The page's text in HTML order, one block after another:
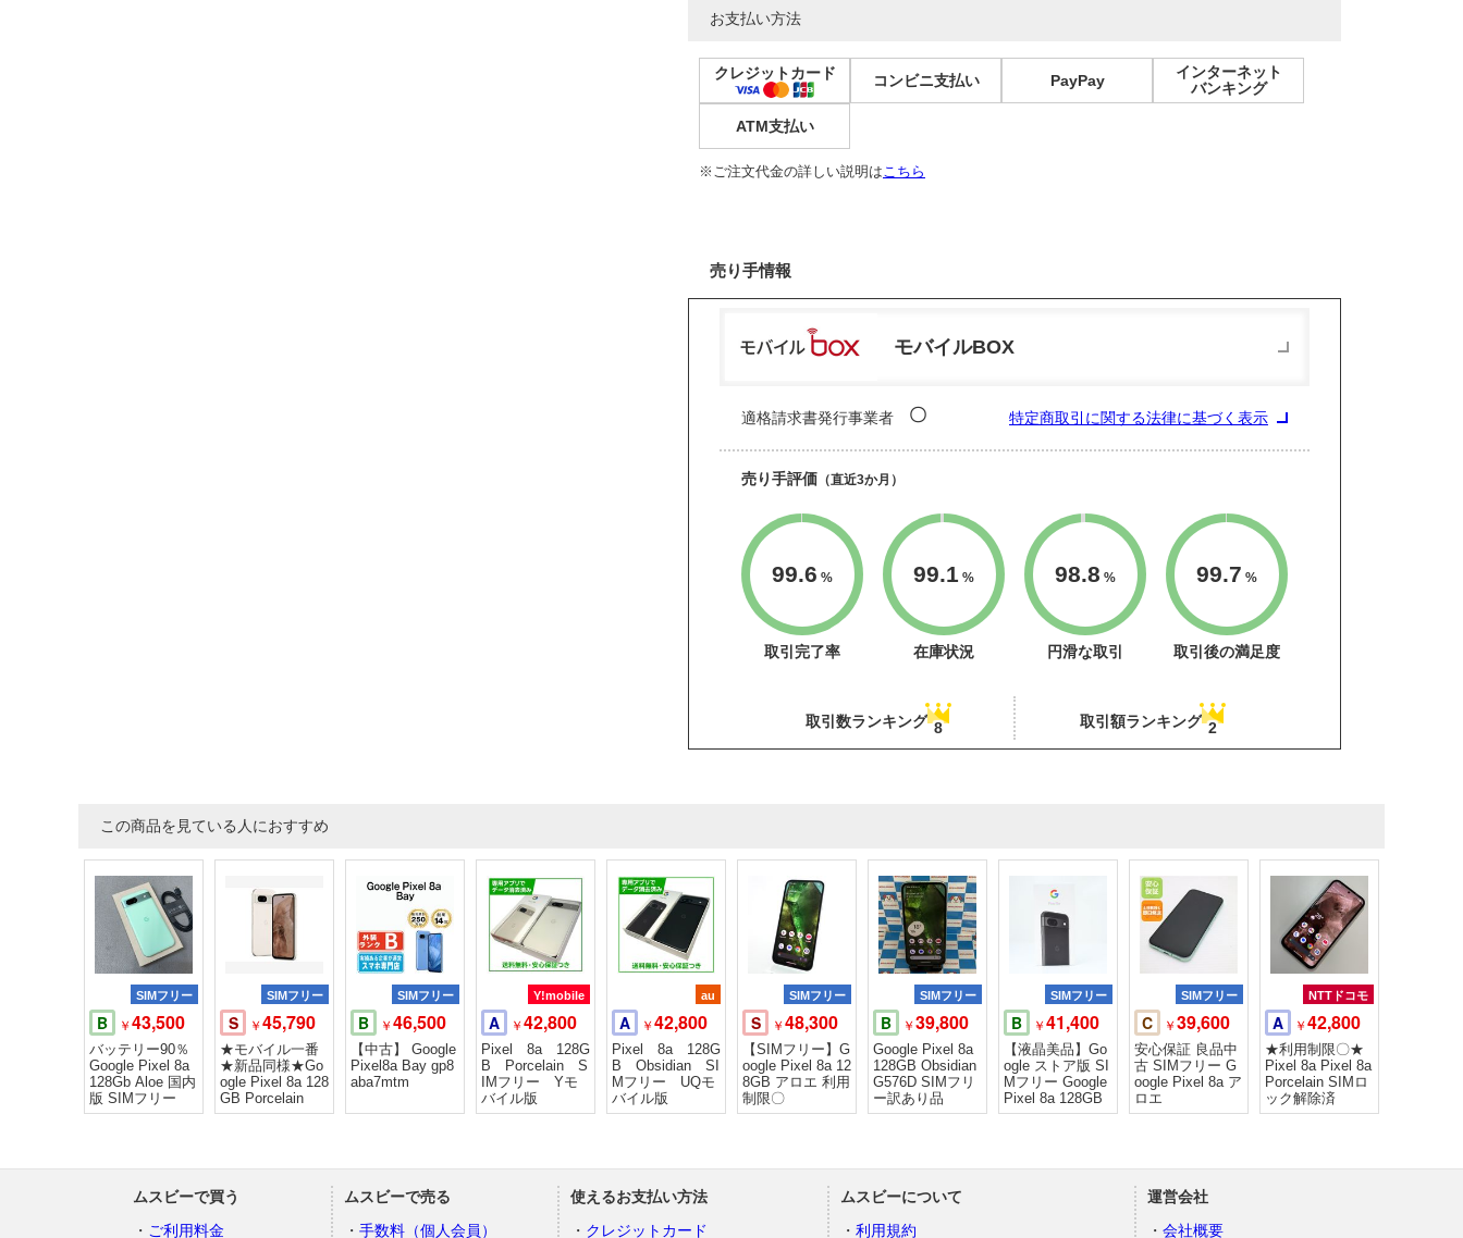
お支払い方法
クレジットカード コンビニ支払い PayPay
インターネット
バンキング
ATM支払い
※ご注文代金の詳しい説明はこちら
売り手情報
モバイルBOX
適格請求書発行事業者 〇 特定商取引に関する法律に基づく表示
売り手評価 （直近3か月）
99.6 %
取引完了率
99.1 %
在庫状況
98.8 %
円滑な取引
99.7 %
取引後の満足度
取引数ランキング 8 取引額ランキング 2
この商品を見ている人におすすめ
SIMフリー
B ￥43,500
バッテリー90％
Google Pixel 8a
128Gb Aloe 国内
版 SIMフリー
SIMフリー
S ￥45,790
★モバイル一番
★新品同様★Go
ogle Pixel 8a 128
GB Porcelain
SIMフリー
B ￥46,500
【中古】 Google
Pixel8a Bay gp8
aba7mtm
Y!mobile
A ￥42,800
Pixel 8a 128G
B Porcelain S
IMフリー Yモ
バイル版
au
A ￥42,800
Pixel 8a 128G
B Obsidian SI
Mフリー UQモ
バイル版
SIMフリー
S ￥48,300
【SIMフリー】G
oogle Pixel 8a 12
8GB アロエ 利用
制限〇
SIMフリー
B ￥39,800
Google Pixel 8a
128GB Obsidian
G576D SIMフリ
ー訳あり品
SIMフリー
B ￥41,400
【液晶美品】Go
ogle ストア版 SI
Mフリー Google
Pixel 8a 128GB
SIMフリー
C ￥39,600
安心保証 良品中
古 SIMフリー G
oogle Pixel 8a ア
ロエ
NTTドコモ
A ￥42,800
★利用制限〇★
Pixel 8a Pixel 8a
Porcelain SIMロ
ック解除済
ムスビーで買う
ご利用料金
ムスビーで売る
手数料（個人会員）
使えるお支払い方法
クレジットカード
ムスビーについて
利用規約
運営会社
会社概要